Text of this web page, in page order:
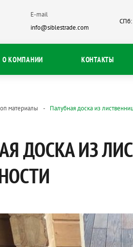
О КОМПАНИИ КОНТАКТЫ
E-mail
info@siblestrade.com
СПб:
материалы Палубная доска из
ДОСКА ИЗ